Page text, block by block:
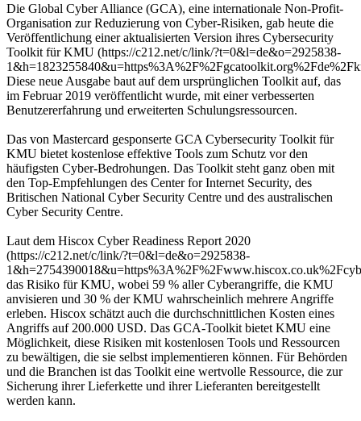
Die Global Cyber Alliance (GCA), eine internationale Non-Profit-
Organisation zur Reduzierung von Cyber-Risiken, gab heute die
Veröffentlichung einer aktualisierten Version ihres Cybersecurity
Toolkit für KMU (https://c212.net/c/link/?t=0&l=de&o=2925838-
Diese neue Ausgabe baut auf dem ursprünglichen Toolkit auf, das
im Februar 2019 veröffentlicht wurde, mit einer verbesserten
Benutzererfahrung und erweiterten Schulungsressourcen.
Das von Mastercard gesponserte GCA Cybersecurity Toolkit für
KMU bietet kostenlose effektive Tools zum Schutz vor den
häufigsten Cyber-Bedrohungen. Das Toolkit steht ganz oben mit
den Top-Empfehlungen des Center for Internet Security, des
Britischen National Cyber Security Centre und des australischen
Cyber Security Centre.
Laut dem Hiscox Cyber Readiness Report 2020
(https://c212.net/c/link/?t=0&l=de&o=2925838-
das Risiko für KMU, wobei 59 % aller Cyberangriffe, die KMU
anvisieren und 30 % der KMU wahrscheinlich mehrere Angriffe
erleben. Hiscox schätzt auch die durchschnittlichen Kosten eines
Angriffs auf 200.000 USD. Das GCA-Toolkit bietet KMU eine
Möglichkeit, diese Risiken mit kostenlosen Tools und Ressourcen
zu bewältigen, die sie selbst implementieren können. Für Behörden
und die Branchen ist das Toolkit eine wertvolle Ressource, die zur
Sicherung ihrer Lieferkette und ihrer Lieferanten bereitgestellt
werden kann.